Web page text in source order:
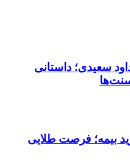
سعیدی؛ داستانی
بیمه؛ فرصت طلایی